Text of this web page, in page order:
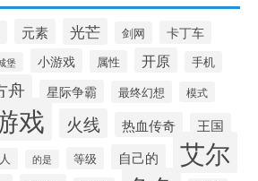
元素 光芒 剑网 卡丁车
堡 小游戏 属性 开原 手机
舟 星际争霸 最终幻想 模式
戏 火线 热血传奇 王国
的是 等级 自己的 艾尔